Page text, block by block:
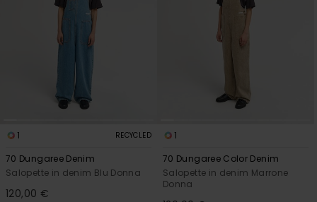
1 RECYCLED
70 Dungaree Denim
Salopette in denim Blu Donna
120,00 €
1
70 Dungaree Color Denim
Salopette in denim Marrone
Donna